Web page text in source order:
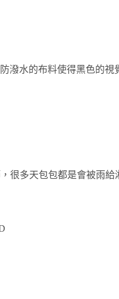
潑水的布料使得黑色的
多天包包都是會被雨